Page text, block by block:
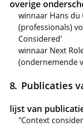
overige
winnaar Hans du
(professionals)
Considered'
winnaar Next
(ondernemende
Publicaties
lijst van
"Context